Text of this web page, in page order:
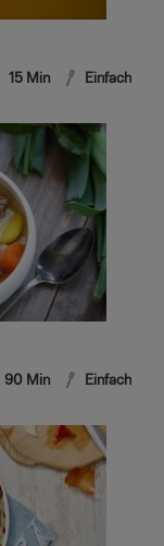
15 Min Einfach
90 Min Einfach